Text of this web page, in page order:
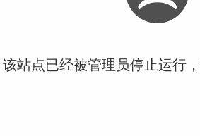
站点已经被管理员停止运行